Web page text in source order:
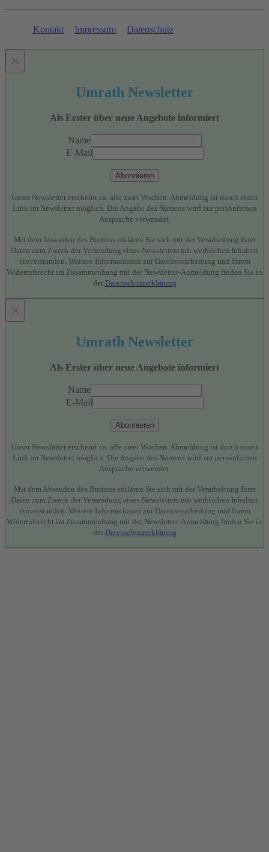
Kontakt Impressum Datenschutz
Umrath Newsletter
Als Erster über neue Angebote informiert
Name
E-Mail
Abonnieren
Unser Newsletter erscheint ca. alle zwei Wochen. Abmeldung ist durch einen
Link im Newsletter möglich. Die Angabe des Namens wird zur persönlichen
Ansprache verwendet.
Mit dem Absenden des Buttons erklären Sie sich mit der Verarbeitung Ihrer
Daten zum Zweck der Versendung eines Newsletters mit werblichen Inhalten
einverstanden. Weitere Informationen zur Datenverarbeitung und Ihrem
Widerrufsrecht im Zusammenhang mit der Newsletter-Anmeldung finden Sie in
der Datenschutzerklärung
Umrath Newsletter
Als Erster über neue Angebote informiert
Name
E-Mail
Abonnieren
Unser Newsletter erscheint ca. alle zwei Wochen. Abmeldung ist durch einen
Link im Newsletter möglich. Die Angabe des Namens wird zur persönlichen
Ansprache verwendet.
Mit dem Absenden des Buttons erklären Sie sich mit der Verarbeitung Ihrer
Daten zum Zweck der Versendung eines Newsletters mit werblichen Inhalten
einverstanden. Weitere Informationen zur Datenverarbeitung und Ihrem
Widerrufsrecht im Zusammenhang mit der Newsletter-Anmeldung finden Sie in
der Datenschutzerklärung